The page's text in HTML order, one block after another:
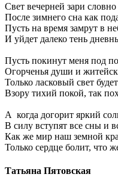
Свет вечерней зари
После зимнего сна как
Пусть на время замрут в
И уйдет далеко тень
Пусть покинут меня под
Огорченья души и
Только ласковый свет
Взору тихий покой, так
А когда догорит яркий
В силу вступят все сны и
Как же мир наш земной
Только сердце болит, что
Татьяна Пятовская